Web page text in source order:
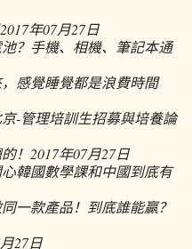
2017年07月27日
？手機、相機、筆記本通
感覺睡覺都是浪費時間
京-管理培訓生招募與培養論
！ 2017年07月27日
韓國數學課和中國到底有
一款產品！到底誰能贏？
27日